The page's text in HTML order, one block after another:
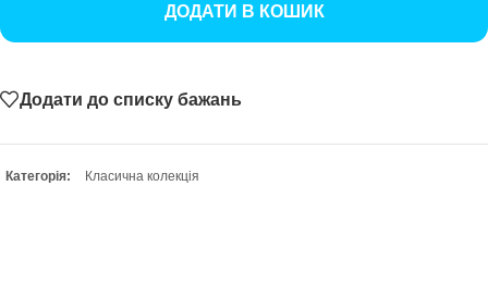
ДОДАТИ В КОШИК
Додати до списку бажань
Категорія: Класична колекція